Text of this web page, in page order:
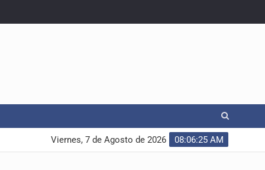
08:06:26 AM
Viernes, 7 de Agosto de 2026